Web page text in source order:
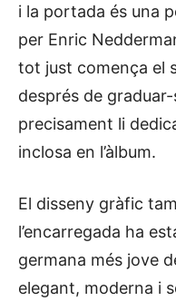
i la portada és una
per Enric
tot just comença el
després de graduar-
precisament li dedica
inclosa en l’àlbum.
El disseny gràfic
l’encarregada ha
germana més jove
elegant, moderna i